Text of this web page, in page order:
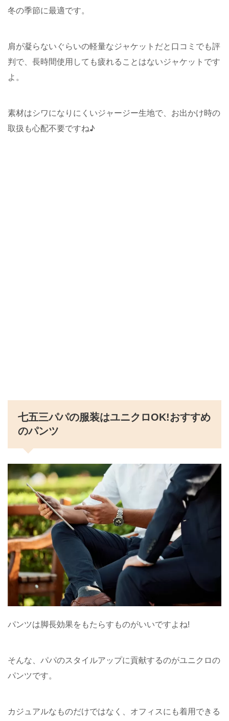
冬の季節に最適です。
肩が凝らないぐらいの軽量なジャケットだと口コミでも評
判で、長時間使用しても疲れることはないジャケットです
よ。
素材はシワになりにくいジャージー生地で、お出かけ時の
取扱も心配不要ですね♪
七五三パパの服装はユニクロOK!おすすめ
のパンツ
パンツは脚長効果をもたらすものがいいですよね!
そんな、パパのスタイルアップに貢献するのがユニクロの
パンツです。
カジュアルなものだけではなく、オフィスにも着用できる